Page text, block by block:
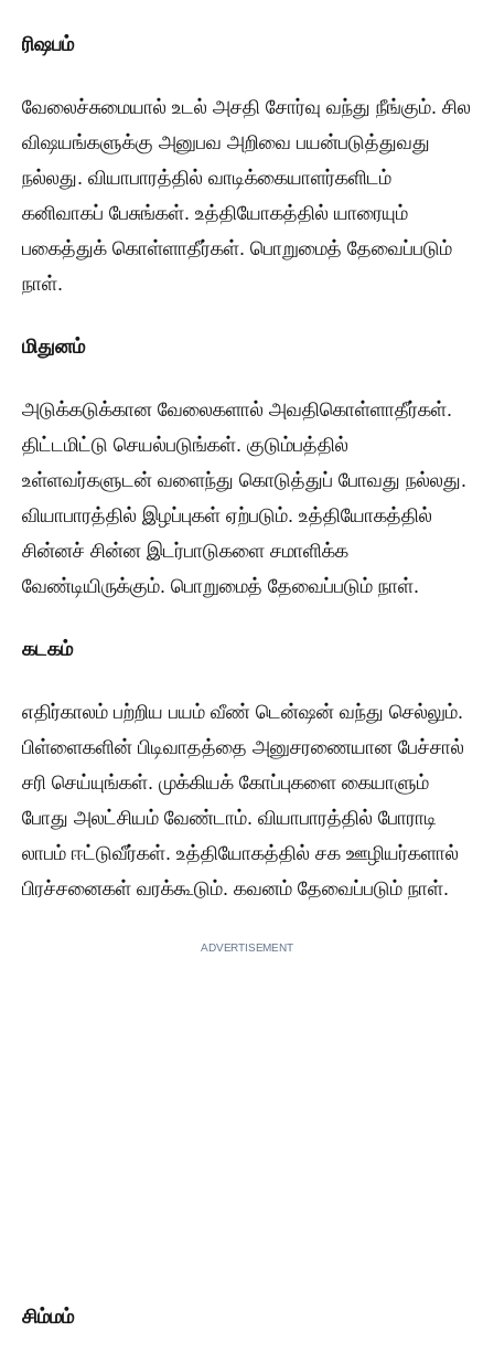
ரிஷபம்
வேலைச்சுமையால் உடல் அசதி சோர்வு வந்து நீங்கும். சில
விஷயங்களுக்கு அனுபவ அறிவை பயன்படுத்துவது
நல்லது. வியாபாரத்தில் வாடிக்கையாளர்களிடம்
கனிவாகப் பேசுங்கள். உத்தியோகத்தில் யாரையும்
பகைத்துக் கொள்ளாதீர்கள். பொறுமைத் தேவைப்படும்
நாள்.
மிதுனம்
அடுக்கடுக்கான வேலைகளால் அவதிகொள்ளாதீர்கள்.
திட்டமிட்டு செயல்படுங்கள். குடும்பத்தில்
உள்ளவர்களுடன் வளைந்து கொடுத்துப் போவது நல்லது.
வியாபாரத்தில் இழப்புகள் ஏற்படும். உத்தியோகத்தில்
சின்னச் சின்ன இடர்பாடுகளை சமாளிக்க
வேண்டியிருக்கும். பொறுமைத் தேவைப்படும் நாள்.
கடகம்
எதிர்காலம் பற்றிய பயம் வீண் டென்ஷன் வந்து செல்லும்.
பிள்ளைகளின் பிடிவாதத்தை அனுசரணையான பேச்சால்
சரி செய்யுங்கள். முக்கியக் கோப்புகளை கையாளும்
போது அலட்சியம் வேண்டாம். வியாபாரத்தில் போராடி
லாபம் ஈட்டுவீர்கள். உத்தியோகத்தில் சக ஊழியர்களால்
பிரச்சனைகள் வரக்கூடும். கவனம் தேவைப்படும் நாள்.
ADVERTISEMENT
சிம்மம்